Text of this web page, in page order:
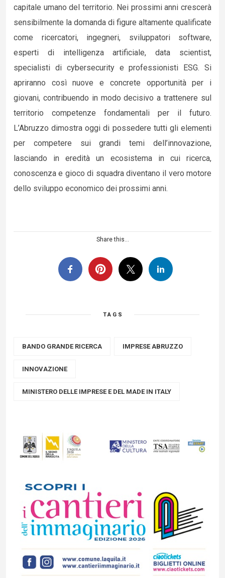
capitale umano del territorio. Nei prossimi anni crescerà
sensibilmente la domanda di figure altamente qualificate
come ricercatori, ingegneri, sviluppatori software,
esperti di intelligenza artificiale, data scientist,
specialisti di cybersecurity e professionisti ESG. Si
apriranno così nuove e concrete opportunità per i
giovani, contribuendo in modo decisivo a trattenere sul
territorio competenze fondamentali per il futuro.
L’Abruzzo dimostra oggi di possedere tutti gli elementi
per competere sui grandi temi dell’innovazione,
lasciando in eredità un ecosistema in cui ricerca,
conoscenza e gioco di squadra diventano il vero motore
dello sviluppo economico dei prossimi anni.
Share this...
TAGS
BANDO GRANDE RICERCA IMPRESE ABRUZZO
INNOVAZIONE
MINISTERO DELLE IMPRESE E DEL MADE IN ITALY